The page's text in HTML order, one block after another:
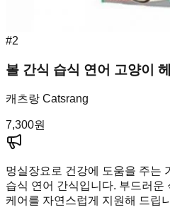
#2
볼 간식 습식 연어 고양이
캐츠랑 Catsrang
7,300원
멍실장요로 건강에 도움을 주는
습식 연어 간식입니다. 부드러운
케어를 자연스럽게 지원해 드립